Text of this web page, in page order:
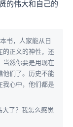
的伟大和自己的
书，人家能从日
的正义的神性，还
当然你要是用现在
他们了。历史不能
我心中，他们都是
大了？我怎么感觉